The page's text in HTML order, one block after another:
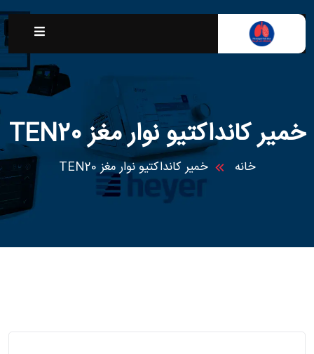
خمیر کانداکتیو نوار مغز TEN20
خانه خمیر کانداکتیو نوار مغز TEN20